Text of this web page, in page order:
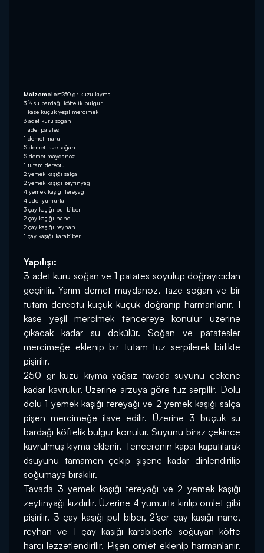
Malzemeler:250 gr kuzu kıyma
3 ½ su bardağı köftelik bulgur
1 kase küçük yeşil mercimek
3 adet kuru soğan
1 adet patates
1 demet marul
½ demet taze soğan
½ demet maydanoz
1 tutam dereotu
2 yemek kaşığı salça
2 yemek kaşığı zeytinyağı
4 yemek kaşığı tereyağı
4 adet yumurta
3 çay kaşığı pul biber
2 çay kaşığı nane
2 çay kaşığı reyhan
1 çay kaşığı karabiber
Yapılışı:
3 adet kuru soğan ve 1 patates soyulup doğrayıcıdan
geçirilir. Yarım demet maydanoz, taze soğan ve bir
tutam dereotu küçük küçük doğranıp harmanlanır. 1
kase yeşil mercimek tencereye konulur üzerine
çıkacak kadar su dökülür. Soğan ve patatesler
mercimeğe eklenip bir tutam tuz serpilerek birlikte
pişirilir.
250 gr kuzu kıyma yağsız tavada suyunu çekene
kadar kavrulur. Üzerine arzuya göre tuz serpilir. Dolu
dolu 1 yemek kaşığı tereyağı ve 2 yemek kaşığı salça
pişen mercimeğe ilave edilir. Üzerine 3 buçuk su
bardağı köftelik bulgur konulur. Suyunu biraz çekince
kavrulmuş kıyma eklenir. Tencerenin kapaı kapatılarak
dsuyunu tamamen çekip şişene kadar dinlendirilip
soğumaya bırakılır.
Tavada 3 yemek kaşığı tereyağı ve 2 yemek kaşığı
zeytinyağı kızdırlır. Üzerine 4 yumurta kırılıp omlet gibi
pişirilir. 3 çay kaşığı pul biber, 2’şer çay kaşığı nane,
reyhan ve 1 çay kaşığı karabiberle soğuyan köfte
harcı lezzetlendirilir. Pişen omlet eklenip harmanlanır.